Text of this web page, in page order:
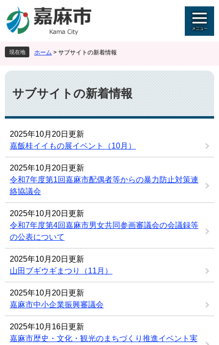
ジ
先
頭
す
。
ュ
を
飛
し
て
本
文
へ
現在地 ホーム > サブサイトの新着情報
本
文
サブサイトの新着情報
2025年10月20日更新
嘉飯桂イイもの展イベント（10月）
2025年10月20日更新
令和7年度第1回嘉麻市配偶者等からの暴力防止対策連
絡協議会
2025年10月20日更新
令和7年度第4回嘉麻市男女共同参画審議会の会議録等
の公表について
2025年10月20日更新
山田ブギウギまつり（11月）
2025年10月20日更新
嘉麻市中小企業振興審議会
2025年10月16日更新
嘉麻市歴史・文化・観光のまちづくり推進イベント実